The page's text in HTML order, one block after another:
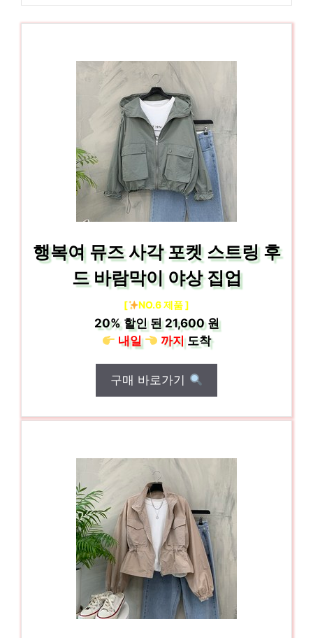
행복여 뮤즈 사각 포켓 스트링 후
드 바람막이 야상 집업
[ NO.6 제품 ]
20%할인 된21,600 원
내일
까지도착
구매 바로가기